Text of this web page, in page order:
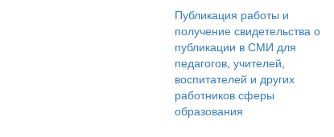
Публикация работы и
получение свидетельства о
публикации в СМИ для
педагогов, учителей,
воспитателей и других
работников сферы
образования